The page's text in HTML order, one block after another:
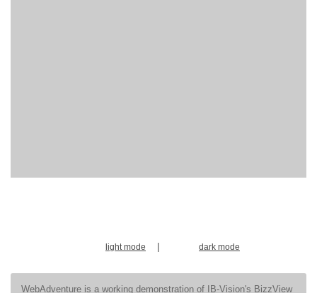
light mode dark mode
WebAdventure is a working demonstration of IB-Vision's BizzView